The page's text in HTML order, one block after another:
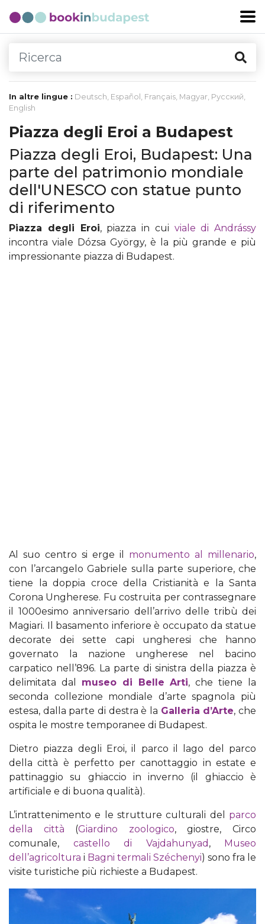
In altre lingue : Deutsch, Español , Français, Magyar, Русский,
English
Piazza degli Eroi a Budapest
Piazza degli Eroi, Budapest: Una
parte del patrimonio mondiale
dell'UNESCO con statue punto
di riferimento
Piazza degli Eroi, piazza in cui viale di Andrássy
incontra viale Dózsa György, è la più grande e più
impressionante piazza di Budapest.
Al suo centro si erge il monumento al millenario,
con l’arcangelo Gabriele sulla parte superiore, che
tiene la doppia croce della Cristianità e la Santa
Corona Ungherese. Fu costruita per contrassegnare
il 1000esimo anniversario dell’arrivo delle tribù dei
Magiari. Il basamento inferiore è occupato da statue
decorate dei sette capi ungheresi che hanno
governato la nazione ungherese nel bacino
carpatico nell’896. La parte di sinistra della piazza è
delimitata dal museo di Belle Arti, che tiene la
seconda collezione mondiale d’arte spagnola più
estesa, dalla parte di destra è la Galleria d’Arte, che
ospita le mostre temporanee di Budapest.
Dietro piazza degli Eroi, il parco il lago del parco
della città è perfetto per canottaggio in estate e
pattinaggio su ghiaccio in inverno (il ghiaccio è
artificiale e di buona qualità).
L’intrattenimento e le strutture culturali del parco
della città (Giardino zoologico, giostre, Circo
comunale, castello di Vajdahunyad , Museo
dell’agricoltura i Bagni termali Széchenyi) sono fra le
visite turistiche più richieste a Budapest.